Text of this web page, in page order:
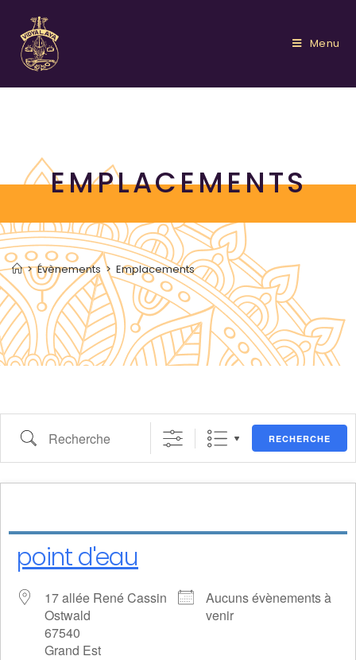
Menu
EMPLACEMENTS
> Évènements > Emplacements
RECHERCHE
point d'eau
17 allée René Cassin
Ostwald
67540
Grand Est
Aucuns évènements à
venir